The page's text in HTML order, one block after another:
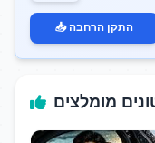
📥 התקן הרחבה
מומלצים